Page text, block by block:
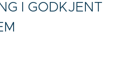
I GODKJENT